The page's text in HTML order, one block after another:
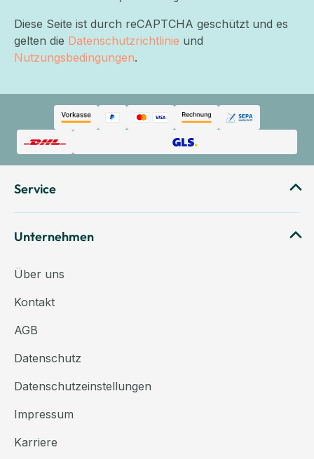
Diese Seite ist durch reCAPTCHA geschützt und es
gelten die Datenschutzrichtlinie und
Nutzungsbedingungen.
Service
Unternehmen
Über uns
Kontakt
AGB
Datenschutz
Datenschutzeinstellungen
Impressum
Karriere